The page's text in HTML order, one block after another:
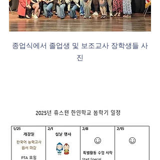
종업식에서 졸업생 및 보조교사 장학생들 사
진